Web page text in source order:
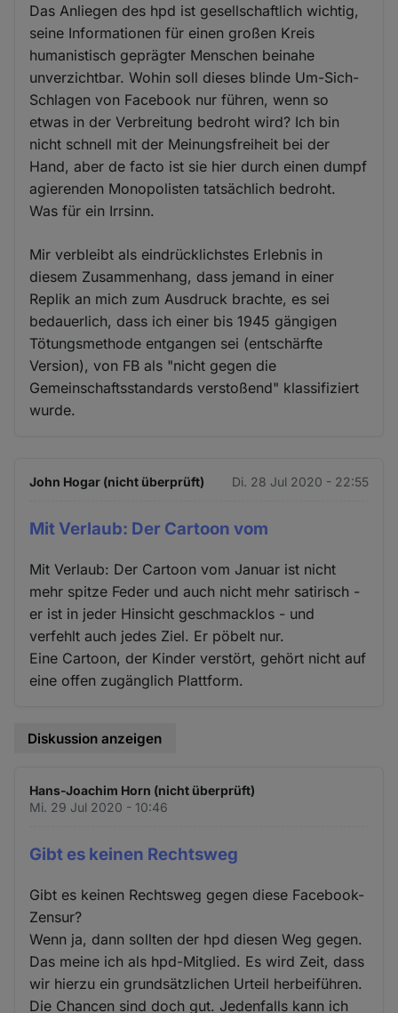
Das Anliegen des hpd ist gesellschaftlich wichtig,
seine Informationen für einen großen Kreis
humanistisch geprägter Menschen beinahe
unverzichtbar. Wohin soll dieses blinde Um-Sich-
Schlagen von Facebook nur führen, wenn so
etwas in der Verbreitung bedroht wird? Ich bin
nicht schnell mit der Meinungsfreiheit bei der
Hand, aber de facto ist sie hier durch einen dumpf
agierenden Monopolisten tatsächlich bedroht.
Was für ein Irrsinn.
Mir verbleibt als eindrücklichstes Erlebnis in
diesem Zusammenhang, dass jemand in einer
Replik an mich zum Ausdruck brachte, es sei
bedauerlich, dass ich einer bis 1945 gängigen
Tötungsmethode entgangen sei (entschärfte
Version), von FB als "nicht gegen die
Gemeinschaftsstandards verstoßend" klassifiziert
wurde.
John Hogar (nicht überprüft) Di. 28 Jul 2020 - 22:55
Mit Verlaub: Der Cartoon vom
Mit Verlaub: Der Cartoon vom Januar ist nicht
mehr spitze Feder und auch nicht mehr satirisch -
er ist in jeder Hinsicht geschmacklos - und
verfehlt auch jedes Ziel. Er pöbelt nur.
Eine Cartoon, der Kinder verstört, gehört nicht auf
eine offen zugänglich Plattform.
Diskussion anzeigen
Hans-Joachim Horn (nicht überprüft)
Mi. 29 Jul 2020 - 10:46
Gibt es keinen Rechtsweg
Gibt es keinen Rechtsweg gegen diese Facebook-
Zensur?
Wenn ja, dann sollten der hpd diesen Weg gegen.
Das meine ich als hpd-Mitglied. Es wird Zeit, dass
wir hierzu ein grundsätzlichen Urteil herbeiführen.
Die Chancen sind doch gut. Jedenfalls kann ich